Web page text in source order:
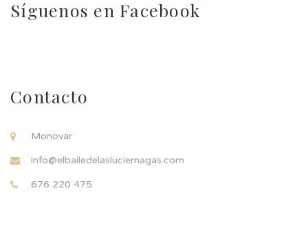
Síguenos en Facebook
Contacto
Monovar
info@elbailedelasluciernagas.com
676 220 475